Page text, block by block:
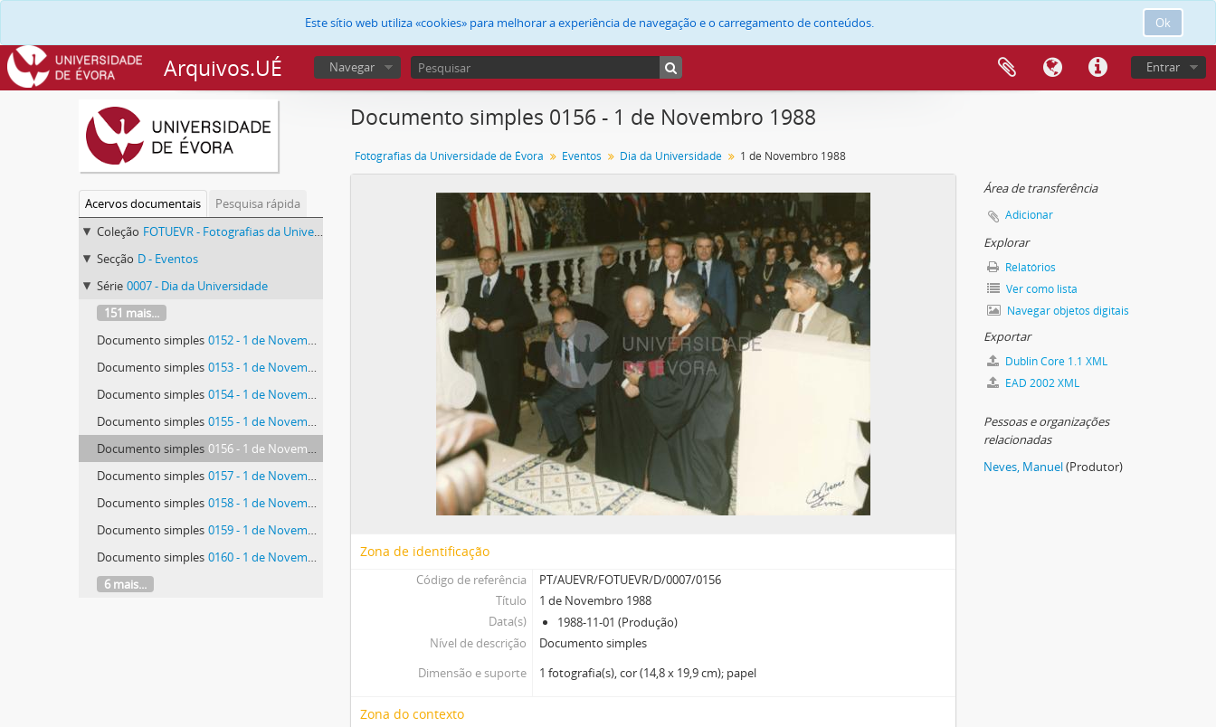
Ok
Este sítio web utiliza «cookies» para melhorar a experiência de navegação e o carregamento de conteúdos.
Arquivos.UÉ Entrar
Navegar
Acervos documentais
Pesquisa rápida
Coleção FOTUEVR - Fotografias da Universidade de Évora
Secção D - Eventos
Série 0007 - Dia da Universidade
151 mais...
Documento simples 0152 - 1 de Novembro 1988
Documento simples 0153 - 1 de Novembro 1988
Documento simples 0154 - 1 de Novembro 1988
Documento simples 0155 - 1 de Novembro 1988
Documento simples 0156 - 1 de Novembro 1988
Documento simples 0157 - 1 de Novembro 1988
Documento simples 0158 - 1 de Novembro 1988
Documento simples 0159 - 1 de Novembro 1988
Documento simples 0160 - 1 de Novembro 1987
6 mais...
Documento simples 0156 - 1 de Novembro 1988
Fotografias da Universidade de Évora Eventos Dia da Universidade 1 de Novembro 1988
Zona de identificação
Código de referência
PT/AUEVR/FOTUEVR/D/0007/0156
Título
1 de Novembro 1988
Data(s)
1988-11-01 (Produção)
Nível de descrição
Documento simples
Dimensão e suporte
1 fotografia(s), cor (14,8 x 19,9 cm); papel
Zona do contexto
Área de transferência
Adicionar
Explorar
Relatórios
Ver como lista
Navegar objetos digitais
Exportar
Dublin Core 1.1 XML
EAD 2002 XML
Pessoas e organizações
relacionadas
Neves, Manuel(Produtor)